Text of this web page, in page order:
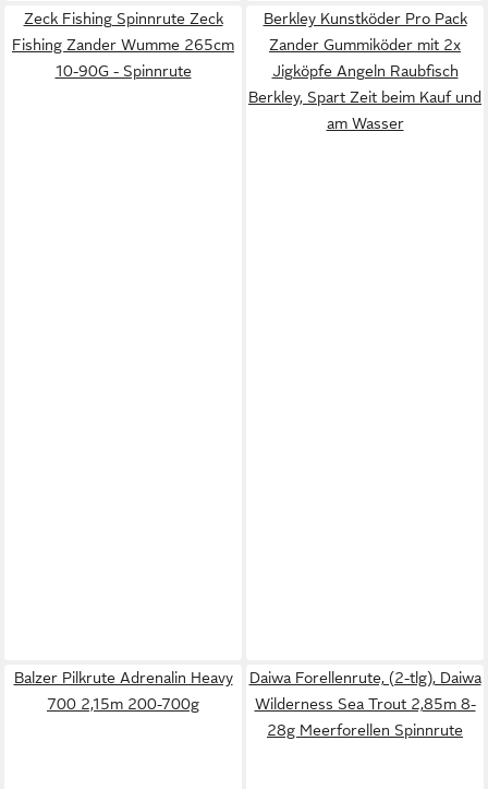
Zeck Fishing Spinnrute Zeck
Fishing Zander Wumme 265cm
10-90G - Spinnrute
Berkley Kunstköder Pro Pack
Zander Gummiköder mit 2x
Jigköpfe Angeln Raubfisch
Berkley, Spart Zeit beim Kauf und
am Wasser
Balzer Pilkrute Adrenalin Heavy
700 2,15m 200-700g
Daiwa Forellenrute, (2-tlg), Daiwa
Wilderness Sea Trout 2,85m 8-
28g Meerforellen Spinnrute